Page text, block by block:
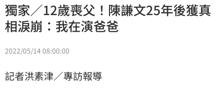
獨家／12歲喪父！陳謙文25年後獲真
相淚崩：我在演爸爸
2022/05/14 08:00:00
記者洪素津／專訪報導